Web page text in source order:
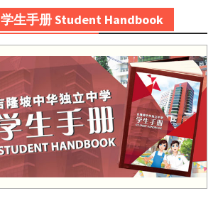
学生手册 Student Handbook